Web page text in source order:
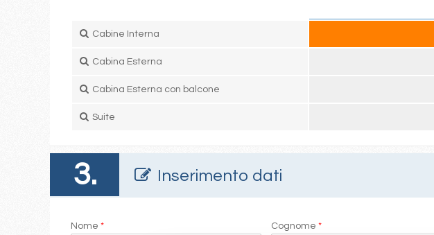
Cabine Interna
Cabina Esterna
Cabina Esterna con balcone
Suite
3. Inserimento dati
Nome * Cognome *